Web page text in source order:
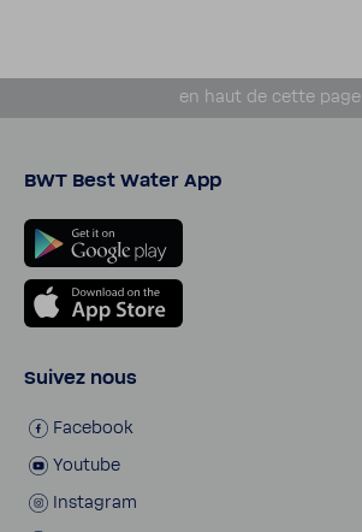
en haut de cette page
BWT Best Water App
Suivez nous
Face­book
Youtube
Insta­gram